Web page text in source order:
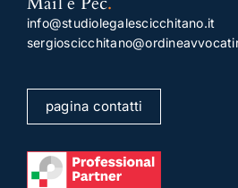
info@studiolegalescicchitano.it
pagina contatti